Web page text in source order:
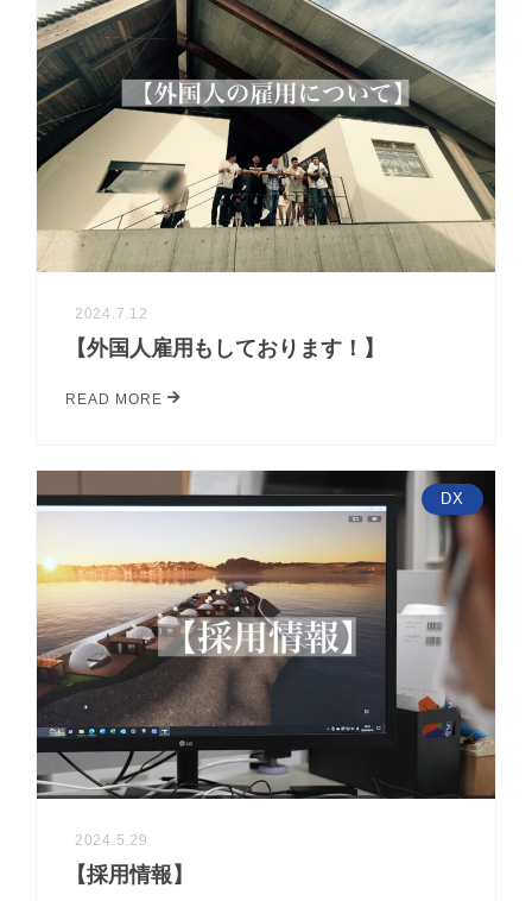
2024.7.12
【外国人雇用もしております！】
READ MORE
DX
2024.5.29
【採用情報】